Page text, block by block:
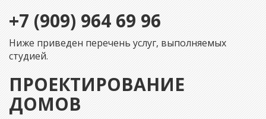
+7 (909) 964 69 96
Ниже приведен перечень услуг, выполняемых
студией.
ПРОЕКТИРОВАНИЕ
ДОМОВ